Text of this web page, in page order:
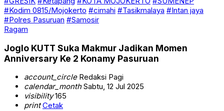
#Kodim 0815/Mojokerto #cimahi #Tasikmalaya #Intan jaya
#Polres Pasuruan #Samosir
Ragam
Joglo KUTT Suka Makmur Jadikan Momen
Anniversary Ke 2 Konamy Pasuruan
account_circleRedaksi Pagi
calendar_monthSabtu, 12 Jul 2025
visibility165
print Cetak